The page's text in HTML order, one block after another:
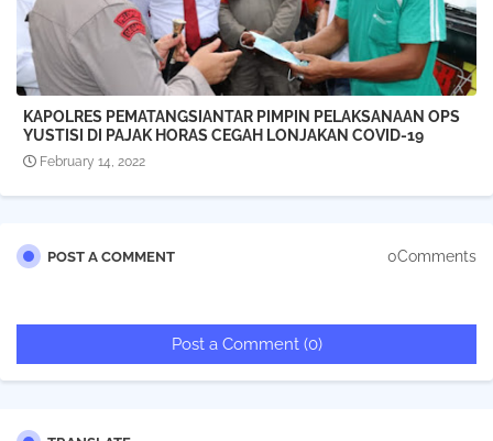
KAPOLRES PEMATANGSIANTAR PIMPIN PELAKSANAAN OPS
YUSTISI DI PAJAK HORAS CEGAH LONJAKAN COVID-19
February 14, 2022
POST A COMMENT 0Comments
Post a Comment (0)